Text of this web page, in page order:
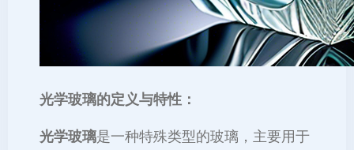
光学玻璃的定义与特性：
光学玻璃是一种特殊类型的玻璃，主要用于